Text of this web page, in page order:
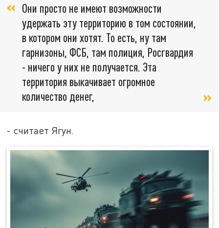
Они просто не имеют возможности
удержать эту территорию в том состоянии,
в котором они хотят. То есть, ну там
гарнизоны, ФСБ, там полиция, Росгвардия
- ничего у них не получается. Эта
территория выкачивает огромное
количество денег,
- считает Ягун.